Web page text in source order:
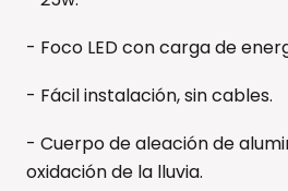
- Foco LED con carga de
- Fácil instalación, sin cables.
- Cuerpo de aleación de
oxidación de la lluvia.